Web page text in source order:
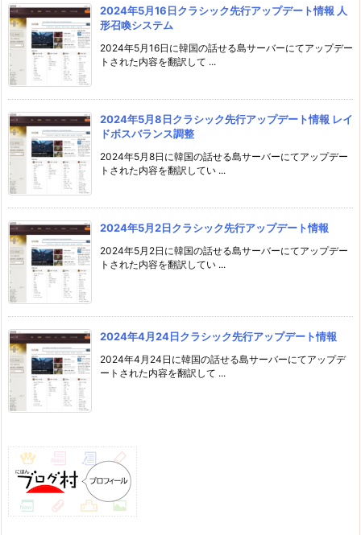
2024年5月16日クラシック先行アップデート情報 人
形召喚システム
2024年5月16日に韓国の話せる島サーバーにてアップデー
トされた内容を翻訳して ...
2024年5月8日クラシック先行アップデート情報 レイ
ドボスバランス調整
2024年5月8日に韓国の話せる島サーバーにてアップデー
トされた内容を翻訳してい ...
2024年5月2日クラシック先行アップデート情報
2024年5月2日に韓国の話せる島サーバーにてアップデー
トされた内容を翻訳してい ...
2024年4月24日クラシック先行アップデート情報
2024年4月24日に韓国の話せる島サーバーにてアップデ
ートされた内容を翻訳して ...